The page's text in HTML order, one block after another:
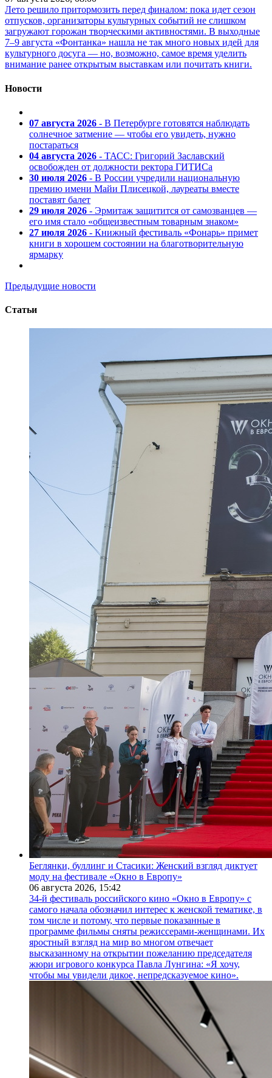
Лето решило притормозить перед финалом: пока идет сезон
отпусков, организаторы культурных событий не слишком
загружают горожан творческими активностями. В выходные
7–9 августа «Фонтанка» нашла не так много новых идей для
культурного досуга — но, возможно, самое время уделить
внимание ранее открытым выставкам или почитать книги.
Новости
07 августа 2026 - В Петербурге готовятся наблюдать
солнечное затмение — чтобы его увидеть, нужно
постараться
04 августа 2026 - ТАСС: Григорий Заславский
освобожден от должности ректора ГИТИСа
30 июля 2026 - В России учредили национальную
премию имени Майи Плисецкой, лауреаты вместе
поставят балет
29 июля 2026 - Эрмитаж защитится от самозванцев —
его имя стало «общеизвестным товарным знаком»
27 июля 2026 - Книжный фестиваль «Фонарь» примет
книги в хорошем состоянии на благотворительную
ярмарку
Предыдущие новости
Статьи
Беглянки, буллинг и Стасики: Женский взгляд диктует
моду на фестивале «Окно в Европу»
06 августа 2026, 15:42
34-й фестиваль российского кино «Окно в Европу» с
самого начала обозначил интерес к женской тематике, в
том числе и потому, что первые показанные в
программе фильмы сняты режиссерами-женщинами. Их
яростный взгляд на мир во многом отвечает
высказанному на открытии пожеланию председателя
жюри игрового конкурса Павла Лунгина: «Я хочу,
чтобы мы увидели дикое, непредсказуемое кино».